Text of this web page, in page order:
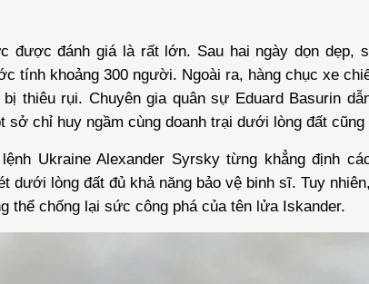
được đánh giá là rất lớn. Sau hai ngày dọn dẹp,
tính khoảng 300 người. Ngoài ra, hàng chục xe
thiêu rụi. Chuyên gia quân sự Eduard Basurin
sở chỉ huy ngầm cùng doanh trại dưới lòng đất cũng
Ukraine Alexander Syrsky từng khẳng định
dưới lòng đất đủ khả năng bảo vệ binh sĩ. Tuy
thể chống lại sức công phá của tên lửa Iskander.